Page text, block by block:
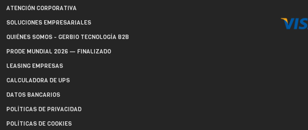
ATENCIÓN CORPORATIVA
SOLUCIONES EMPRESARIALES
QUIÉNES SOMOS - GERBIO TECNOLOGÍA B2B
PRODE MUNDIAL 2026 — FINALIZADO
LEASING EMPRESAS
CALCULADORA DE UPS
DATOS BANCARIOS
POLÍTICAS DE PRIVACIDAD
POLÍTICAS DE COOKIES